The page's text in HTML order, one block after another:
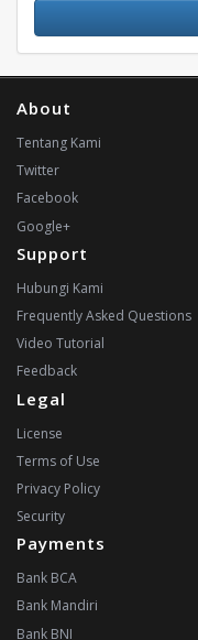
About
Tentang Kami
Twitter
Facebook
Google+
Support
Hubungi Kami
Frequently Asked Questions
Video Tutorial
Feedback
Legal
License
Terms of Use
Privacy Policy
Security
Payments
Bank BCA
Bank Mandiri
Bank BNI